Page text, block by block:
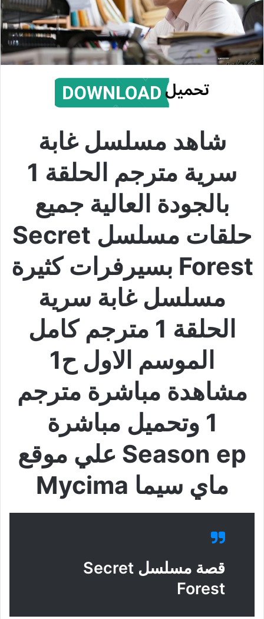
شاهد مسلسل غابة
سرية مترجم الحلقة 1
بالجودة العالية جميع
حلقات مسلسل Secret
Forest بسيرفرات كثيرة
مسلسل غابة سرية
الحلقة 1 مترجم كامل
الموسم الاول ح1
مشاهدة مباشرة مترجم
1 وتحميل مباشرة
Season ep علي موقع
ماي سيما Mycima
قصة مسلسل Secret
Forest